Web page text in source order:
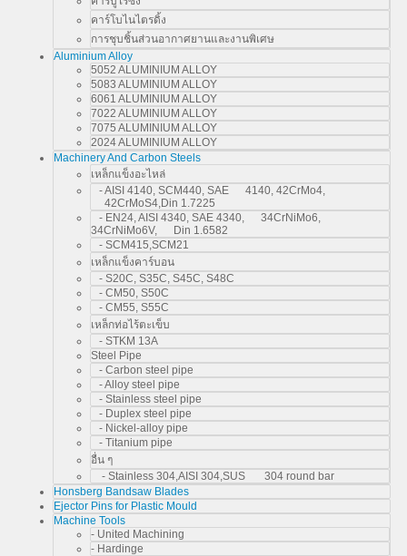
คาร์โบไนไตรดิ้ง
การชุบชิ้นส่วนอากาศยานและงานพิเศษ
Aluminium Alloy
5052 ALUMINIUM ALLOY
5083 ALUMINIUM ALLOY
6061 ALUMINIUM ALLOY
7022 ALUMINIUM ALLOY
7075 ALUMINIUM ALLOY
2024 ALUMINIUM ALLOY
Machinery And Carbon Steels
เหล็กแข็งอะไหล่
- AISI 4140, SCM440, SAE 4140, 42CrMo4,
42CrMoS4,Din 1.7225
- EN24, AISI 4340, SAE 4340, 34CrNiMo6,
34CrNiMo6V, Din 1.6582
- SCM415,SCM21
เหล็กแข็งคาร์บอน
- S20C, S35C, S45C, S48C
- CM50, S50C
- CM55, S55C
เหล็กท่อไร้ตะเข็บ
- STKM 13A
Steel Pipe
- Carbon steel pipe
- Alloy steel pipe
- Stainless steel pipe
- Duplex steel pipe
- Nickel-alloy pipe
- Titanium pipe
อื่น ๆ
- Stainless 304,AISI 304,SUS 304 round bar
Honsberg Bandsaw Blades
Ejector Pins for Plastic Mould
Machine Tools
- United Machining
- Hardinge